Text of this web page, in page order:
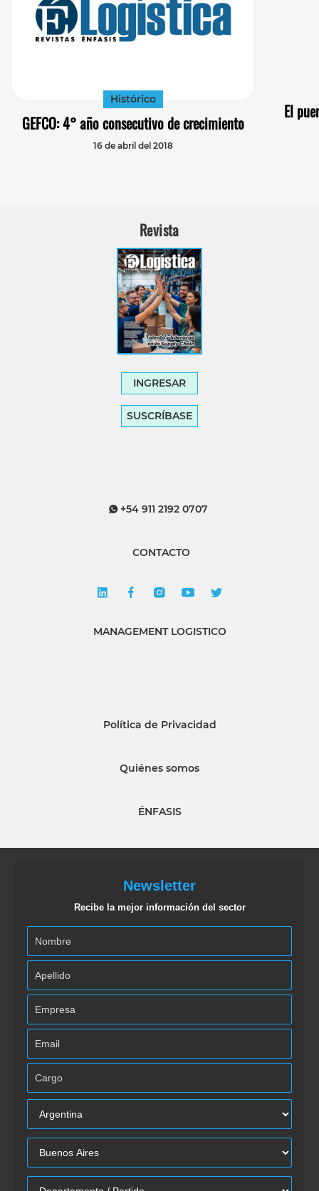
Histórico
GEFCO: 4° año consecutivo de crecimiento
16 de abril del 2018
El
Revista
INGRESAR
SUSCRÍBASE
+54 911 2192 0707
CONTACTO
MANAGEMENT LOGISTICO
Política de Privacidad
Quiénes somos
ÉNFASIS
Newsletter
Recibe la mejor información del sector